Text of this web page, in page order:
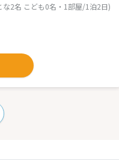
な2名 こども0名・1部屋/1泊2日)